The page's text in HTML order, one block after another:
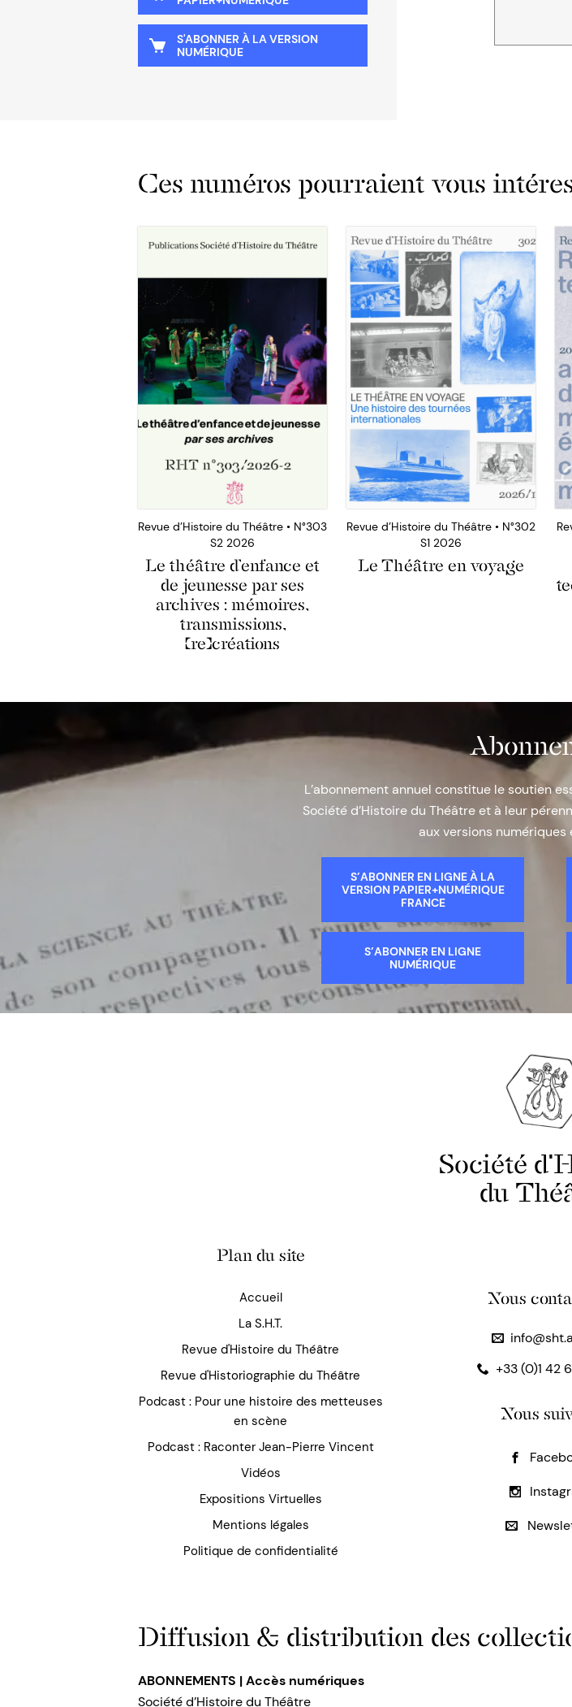
S'ABONNER À LA VERSION
NUMÉRIQUE
Ces numéros pourraient vous
Revue d’Histoire du Théâtre • N°303
S2 2026
Le théâtre d’enfance et
de jeunesse par ses
archives : mémoires,
transmissions,
(re)créations
Revue d’Histoire du Théâtre • N°302
S1 2026
Le Théâtre en voyage
L’abonnement annuel constitue le soutien
Société d’Histoire du Théâtre et à leur
aux versions numériques
S’ABONNER EN LIGNE À LA
VERSION PAPIER+NUMÉRIQUE
FRANCE
S’ABONNER EN LIGNE
NUMÉRIQUE
Société
du
Plan du site
Accueil
La S.H.T.
Revue d'Histoire du Théâtre
Revue d'Historiographie du Théâtre
Podcast : Pour une histoire des metteuses
en scène
Podcast : Raconter Jean-Pierre Vincent
Vidéos
Expositions Virtuelles
Mentions légales
Politique de confidentialité
Nous
+33 (0)1 42
Nous
Diffusion & distribution des
ABONNEMENTS | Accès numériques
Société d’Histoire du Théâtre